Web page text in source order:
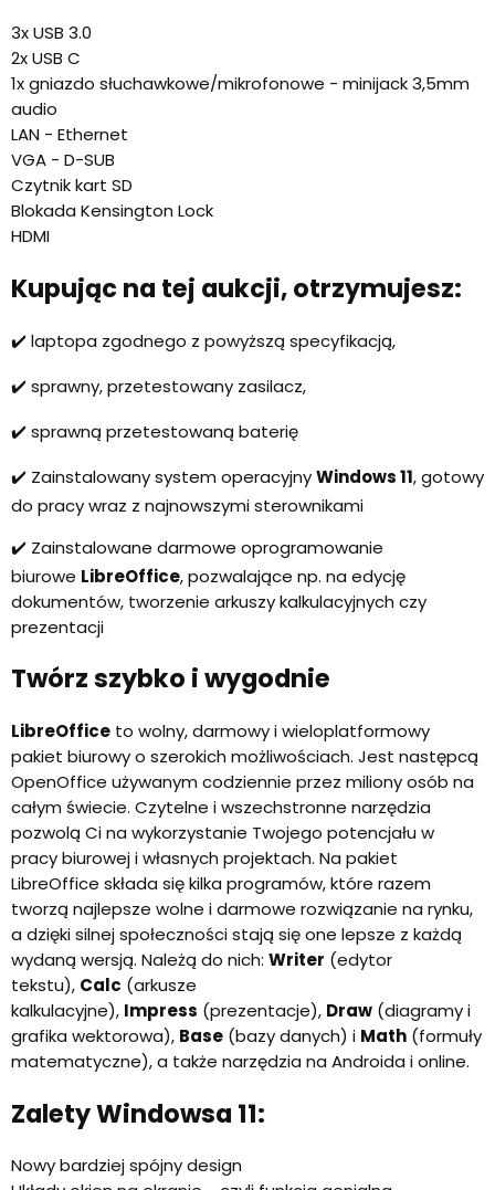
3x USB 3.0
2x USB C
1x gniazdo słuchawkowe/mikrofonowe - minijack 3,5mm
audio
LAN - Ethernet
VGA - D-SUB
Czytnik kart SD
Blokada Kensington Lock
HDMI
Kupując na tej aukcji, otrzymujesz:
✔️ laptopa zgodnego z powyższą specyfikacją,
✔️ sprawny, przetestowany zasilacz,
✔️ sprawną przetestowaną baterię
✔️ Zainstalowany system operacyjnyWindows 11, gotowy
do pracy wraz z najnowszymi sterownikami
✔️ Zainstalowane darmowe oprogramowanie
biurowe LibreOffice, pozwalające np. na edycję
dokumentów, tworzenie arkuszy kalkulacyjnych czy
prezentacji
Twórz szybko i wygodnie
LibreOffice to wolny, darmowy i wieloplatformowy
pakiet biurowy o szerokich możliwościach. Jest następcą
OpenOffice używanym codziennie przez miliony osób na
całym świecie. Czytelne i wszechstronne narzędzia
pozwolą Ci na wykorzystanie Twojego potencjału w
pracy biurowej i własnych projektach. Na pakiet
LibreOffice składa się kilka programów, które razem
tworzą najlepsze wolne i darmowe rozwiązanie na rynku,
a dzięki silnej społeczności stają się one lepsze z każdą
wydaną wersją. Należą do nich: Writer (edytor
tekstu), Calc (arkusze
kalkulacyjne), Impress (prezentacje), Draw (diagramy i
grafika wektorowa), Base (bazy danych) i Math (formuły
matematyczne), a także narzędzia na Androida i online.
Zalety Windowsa 11:
Nowy bardziej spójny design